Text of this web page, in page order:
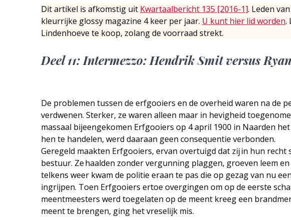
Dit artikel is afkomstig uit Kwartaalbericht 135 [2016-1]. Leden
kleurrijke glossy magazine 4 keer per jaar. U kunt hier lid worden.
Lindenhoeve te koop, zolang de voorraad strekt.
Deel 11: Intermezzo: Hendrik Smit versus
De problemen tussen de erfgooiers en de overheid waren na de
verdwenen. Sterker, ze waren alleen maar in hevigheid
massaal bijeengekomen Erfgooiers op 4 april 1900 in Naarden
hen te handelen, werd daaraan geen consequentie verbonden.
Geregeld maakten Erfgooiers, ervan overtuigd dat zij in hun
bestuur. Ze haalden zonder vergunning plaggen, groeven leem
telkens weer kwam de politie eraan te pas die op gezag van nu
ingrijpen. Toen Erfgooiers ertoe overgingen om op de eerste
meentmeesters werd toegelaten op de meent kreeg een
meent te brengen, ging het vreselijk mis.